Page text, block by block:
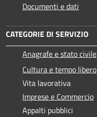
Documenti e dati
CATEGORIE DI SERVIZIO
Anagrafe e stato civile
Cultura e tempo libero
Vita lavorativa
Imprese e Commercio
Appalti pubblici